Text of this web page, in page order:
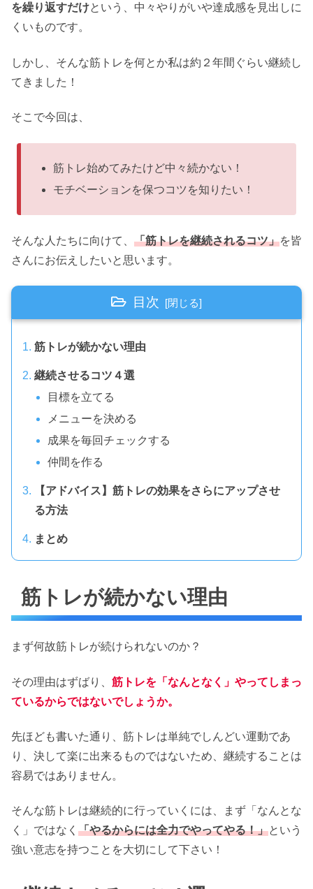
を繰り返すだけという、中々やりがいや達成感を見出しに
くいものです。
しかし、そんな筋トレを何とか私は約２年間ぐらい継続し
てきました！
そこで今回は、
筋トレ始めてみたけど中々続かない！
モチベーションを保つコツを知りたい！
そんな人たちに向けて、 「筋トレを継続されるコツ」を皆
さんにお伝えしたいと思います。
目次
筋トレが続かない理由
継続させるコツ４選
目標を立てる
メニューを決める
成果を毎回チェックする
仲間を作る
【アドバイス】筋トレの効果をさらにアップさせ
る方法
まとめ
筋トレが続かない理由
まず何故筋トレが続けられないのか？
その理由はずばり、 筋トレを 「なんとなく」 やってしまっ
ているからではないでしょうか。
先ほども書いた通り、筋トレは単純でしんどい運動であ
り、決して楽に出来るものではないため、継続することは
容易ではありません。
そんな筋トレは継続的に行っていくには、まず「なんとな
く」ではなく 「やるからには全力でやってやる！」という
強い意志を持つことを大切にして下さい！